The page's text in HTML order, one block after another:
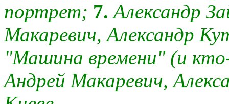
портрет; 7.Александр
Макаревич, Александр
"Машина времени" (и
Андрей Макаревич,